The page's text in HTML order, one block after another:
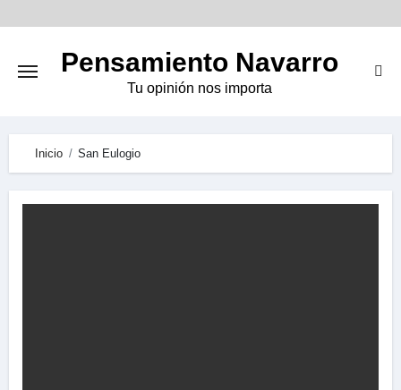
Pensamiento Navarro
Tu opinión nos importa
Inicio San Eulogio